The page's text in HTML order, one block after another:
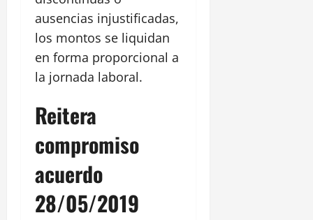
ausencias injustificadas,
los montos se liquidan
en forma proporcional a
la jornada laboral.
Reitera
compromiso
acuerdo
28/05/2019